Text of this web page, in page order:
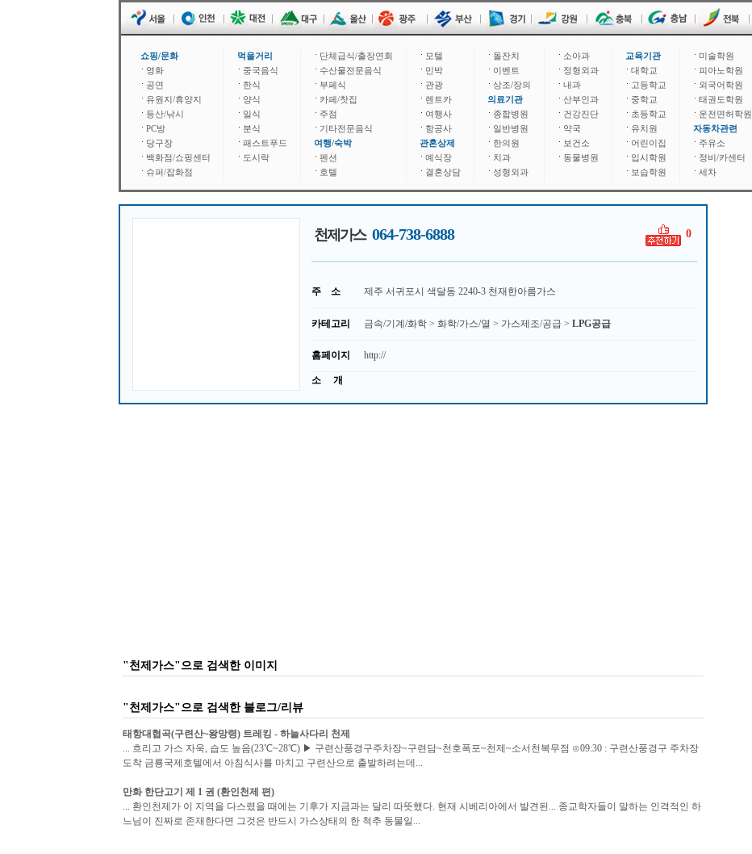
쇼핑/문화
영화
공연
유원지/휴양지
등산/낚시
PC방
당구장
백화점/쇼핑센터
슈퍼/잡화점
먹을거리
중국음식
한식
양식
일식
분식
패스트푸드
도시락
단체급식/출장연회
수산물전문음식
부페식
카페/찻집
주점
기타전문음식
여행/숙박
펜션
호텔
모텔
민박
관광
렌트카
여행사
항공사
관혼상제
예식장
결혼상담
돌잔치
이벤트
상조/장의
의료기관
종합병원
일반병원
한의원
치과
성형외과
소아과
정형외과
내과
산부인과
건강진단
약국
보건소
동물병원
교육기관
대학교
고등학교
중학교
초등학교
유치원
어린이집
입시학원
보습학원
미술학원
피아노학원
외국어학원
태권도학원
운전면허학원
자동차관련
주유소
정비/카센터
세차
천제가스 064-738-6888 0
주 소 제주 서귀포시 색달동 2240-3 천재한아름가스
카테고리 금속/기계/화학 > 화학/가스/열 > 가스제조/공급 > LPG공급
홈페이지 http://
소 개
"천제가스"으로 검색한 이미지
"천제가스"으로 검색한 블로그/리뷰
태항대협곡(구련산~왕망령) 트레킹 - 하늘사다리 천제
... 흐리고 가스 자욱, 습도 높음(23℃~28℃) ▶ 구련산풍경구주차장~구련담~천호폭포~천제~소서천복무점 ⊙09:30 : 구련산풍경구 주차장
도착 금룡국제호텔에서 아침식사를 마치고 구련산으로 출발하려는데...
만화 한단고기 제 1 권 (환인천제 편)
... 환인천제가 이 지역을 다스렸을 때에는 기후가 지금과는 달리 따뜻했다. 현재 시베리아에서 발견된... 종교학자들이 말하는 인격적인 하
느님이 진짜로 존재한다면 그것은 반드시 가스상태의 한 척추 동물일...